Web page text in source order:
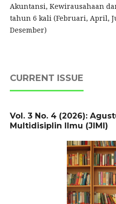
Akuntansi, Kewirausahaan
tahun 6 kali (Februari, April,
Desember)
CURRENT ISSUE
Vol. 3 No. 4 (2026):
Multidisiplin Ilmu (JIMI)